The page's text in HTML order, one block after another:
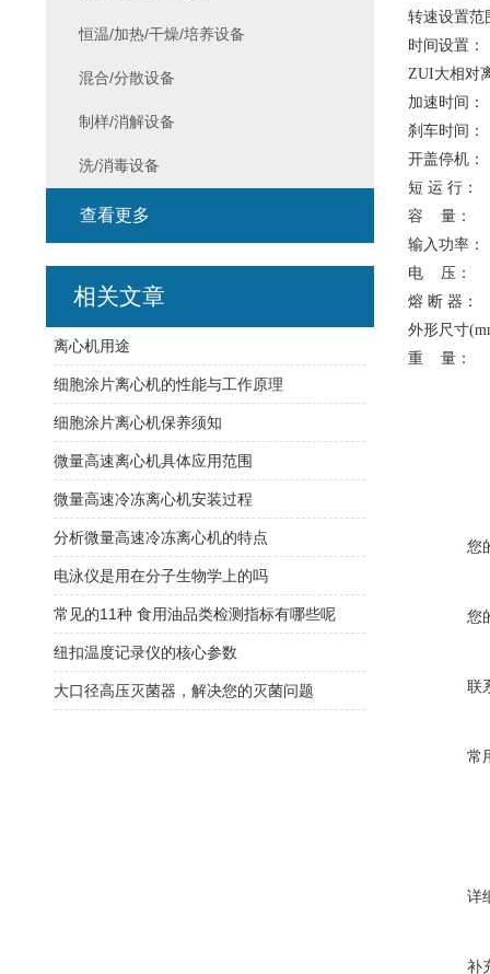
转速设
时间设置
ZUI大
加速时间
刹车时间
开盖停
短 运
容 量：
输入
电 压：
熔 断
外形尺寸
重
您
您
联
常
详
补
恒温/加热/干燥/培养设备
混合/分散设备
制样/消解设备
洗/消毒设备
查看更多
相关文章
离心机用途
细胞涂片离心机的性能与工作原理
细胞涂片离心机保养须知
微量高速离心机具体应用范围
微量高速冷冻离心机安装过程
分析微量高速冷冻离心机的特点
电泳仪是用在分子生物学上的吗
常见的11种 食用油品类检测指标有哪些呢
纽扣温度记录仪的核心参数
大口径高压灭菌器，解决您的灭菌问题